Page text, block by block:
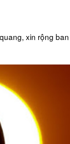
xin rộng ban